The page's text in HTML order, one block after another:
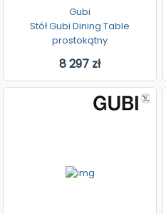
Gubi
Stół Gubi Dining Table
prostokątny
8 297 zł